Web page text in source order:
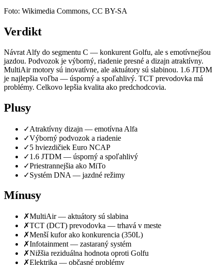
Foto: Wikimedia Commons, CC BY-SA
Verdikt
Návrat Alfy do segmentu C — konkurent Golfu, ale s emotívnejšou
jazdou. Podvozok je výborný, riadenie presné a dizajn atraktívny.
MultiAir motory sú inovatívne, ale aktuátory sú slabinou. 1.6 JTDM
je najlepšia voľba — úsporný a spoľahlivý. TCT prevodovka má
problémy. Celkovo lepšia kvalita ako predchodcovia.
Plusy
✓Atraktívny dizajn — emotívna Alfa
✓Výborný podvozok a riadenie
✓5 hviezdičiek Euro NCAP
✓1.6 JTDM — úsporný a spoľahlivý
✓Priestrannejšia ako MiTo
✓Systém DNA — jazdné režimy
Mínusy
✗MultiAir — aktuátory sú slabina
✗TCT (DCT) prevodovka — trhavá v meste
✗Menší kufor ako konkurencia (350L)
✗Infotainment — zastaraný systém
✗Nižšia reziduálna hodnota oproti Golfu
✗Elektrika — občasné problémy